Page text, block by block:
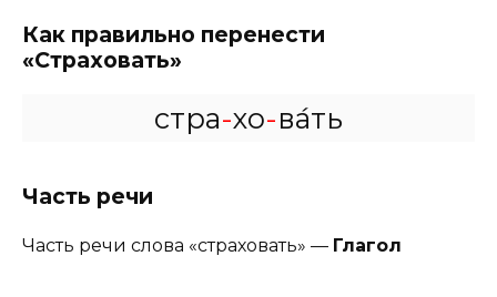
Как правильно перенести
«Страховать»
стра-хо-ва́ть
Часть речи
Часть речи слова «страховать» — Глагол